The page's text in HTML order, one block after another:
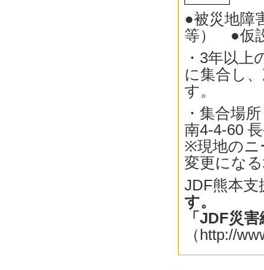
●被災地障
等） ●仮
・3年以
に集合し
す。
・集合場
南4-4-60
※現地のニ
変更にな
JDF熊本
す。
「JDF災
（http://